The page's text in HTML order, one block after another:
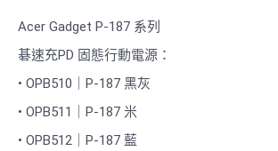
Acer Gadget P-187 系列
碁速充PD 固態行動電源：
• OPB510｜P-187 黑灰
• OPB511｜P-187 米
• OPB512｜P-187 藍